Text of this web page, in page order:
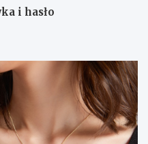
i hasło